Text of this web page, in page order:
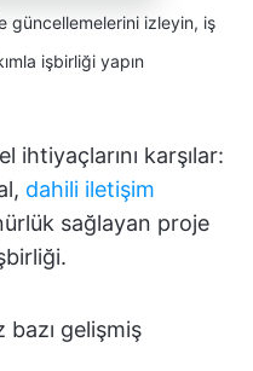
güncellemelerini izleyin, iş
işbirliği yapın
ihtiyaçlarını karşılar:
dahili iletişim
sağlayan proje
bazı gelişmiş